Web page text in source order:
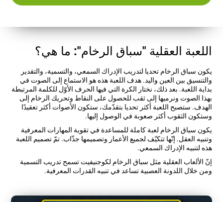
اللعبة العقلية "سباق الرخام": ما هي؟
يكون سباق الرخام تحديا لتدريب الإدراك السمعي، والتسمية، والتقدير
والتنسيق بين العين واليد. هدف اللعبة هذه هو الاستماع إلى الصوت في
بداية اللعبة. بعد ذلك، نختار الكرة التي فيها الحرف الأوّل للكلمة المرتبطة
بهذا الصوت ونرميها إلى ثقب للحصول على النقاط وتحريك الرخام إلى
الهدف. ستصبح اللعبة أكثر تحديا بتقدّمك، ستكون الأصوات أكثر تعقيدًا
وستكون الثقوب أكثر صعوبة في الوصول إليها.
يكون سباق الرخام لعبة كاملة للمساعدة في تقوية المهارات المعرفية
وتنبيه العقل. إنّها تتكيّف لجميع الأعمار وتصميمها جذّاب. تمّ تصميم اللعبة
هذه لتنبيه الإدراك السمعي.
إنّ الألعاب العقلية مثل سباق الرخام لكوجنيفيت تسمح تدريب التسمية
ومن خلال اللدونة العصبية تساعد في تنبيه القدرات المعرفية.